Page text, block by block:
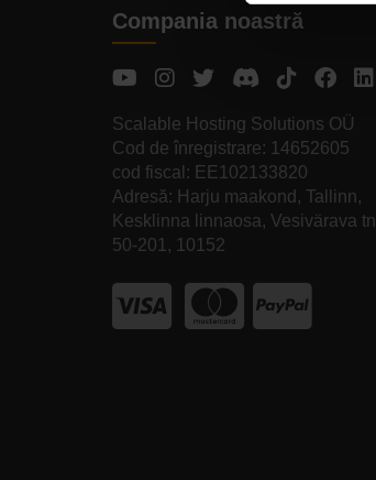
Compania noastră
Scalable Hosting Solutions OÜ
Cod de înregistrare: 14652605
cod fiscal: EE102133820
Adresă: Harju maakond, Tallinn,
Kesklinna linnaosa, Vesivärava tn
50-201, 10152